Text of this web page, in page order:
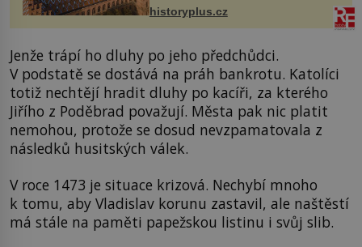
historyplus.cz
Jenže trápí ho dluhy po jeho předchůdci.
V podstatě se dostává na práh bankrotu. Katolíci
totiž nechtějí hradit dluhy po kacíři, za kterého
Jiřího z Poděbrad považují. Města pak nic platit
nemohou, protože se dosud nevzpamatovala z
následků husitských válek.
V roce 1473 je situace krizová. Nechybí mnoho
k tomu, aby Vladislav korunu zastavil, ale naštěstí
má stále na paměti papežskou listinu i svůj slib.